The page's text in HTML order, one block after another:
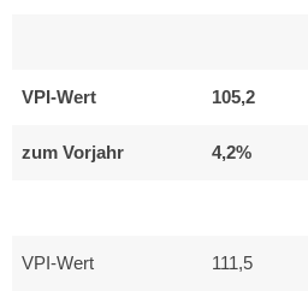
VPI-Wert 105,2
zum Vorjahr 4,2%
VPI-Wert 111,5